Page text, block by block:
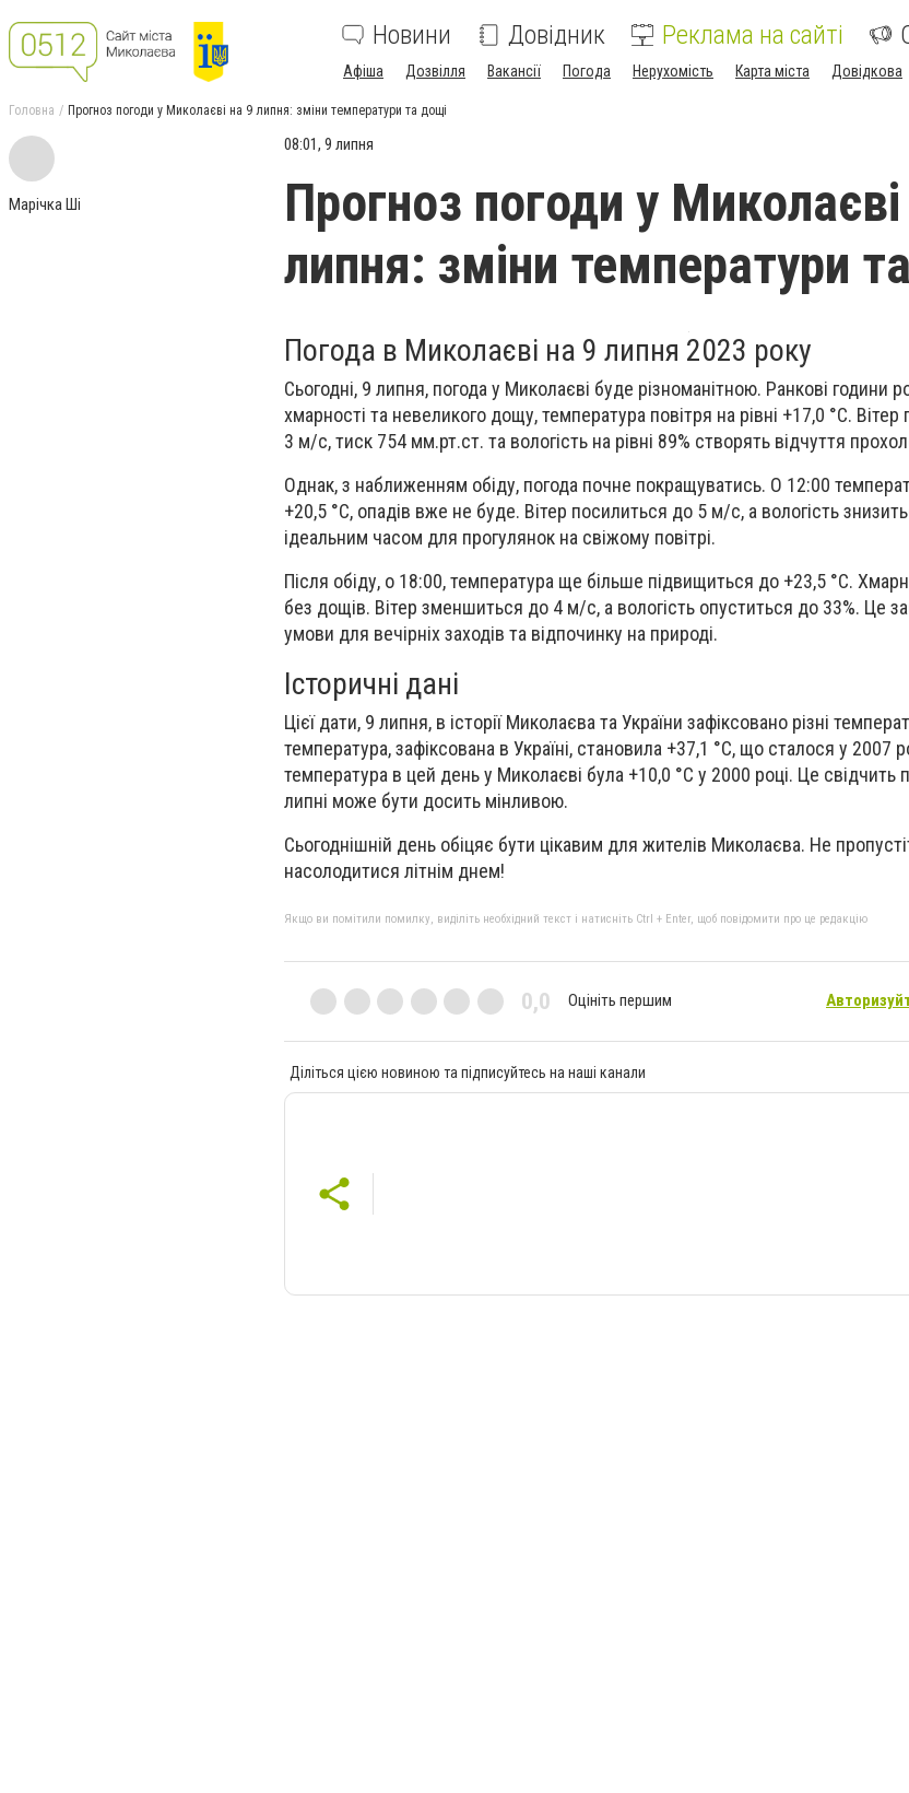
Новини Довідник Реклама на сайті
Афіша Дозвілля Вакансії Погода Нерухомість Карта міста Довідкова
Головна Прогноз погоди у Миколаєві на 9 липня: зміни температури та дощі
Марічка Ші
08:01, 9 липня
Прогноз погоди у
липня: зміни температури
Погода в Миколаєві на 9 липня 2023 року
Сьогодні, 9 липня, погода у Миколаєві буде різноманітною. Ранкові години
хмарності та невеликого дощу, температура повітря на рівні +17,0 °С. Вітер
3 м/с, тиск 754 мм.рт.ст. та вологість на рівні 89% створять відчуття
Однак, з наближенням обіду, погода почне покращуватись. О 12:00
+20,5 °С, опадів вже не буде. Вітер посилиться до 5 м/с, а вологість
ідеальним часом для прогулянок на свіжому повітрі.
Після обіду, о 18:00, температура ще більше підвищиться до +23,5 °С.
без дощів. Вітер зменшиться до 4 м/с, а вологість опуститься до 33%. Це
умови для вечірніх заходів та відпочинку на природі.
Історичні дані
Цієї дати, 9 липня, в історії Миколаєва та України зафіксовано різні
температура, зафіксована в Україні, становила +37,1 °С, що сталося у 2007
температура в цей день у Миколаєві була +10,0 °С у 2000 році. Це свідчить
липні може бути досить мінливою.
Сьогоднішній день обіцяє бути цікавим для жителів Миколаєва. Не
насолодитися літнім днем!
Якщо ви помітили помилку, виділіть необхідний текст і натисніть Ctrl + Enter, щоб повідомити про це редакцію
0,0 Оцініть першим
Діліться цією новиною та підписуйтесь на наші канали